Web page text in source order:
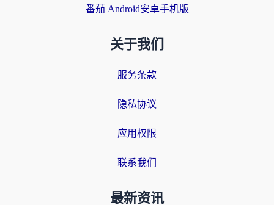
番茄 Android安卓手机版
关于我们
服务条款
隐私协议
应用权限
联系我们
最新资讯